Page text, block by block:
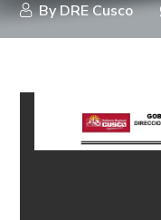
ByDRE Cusco